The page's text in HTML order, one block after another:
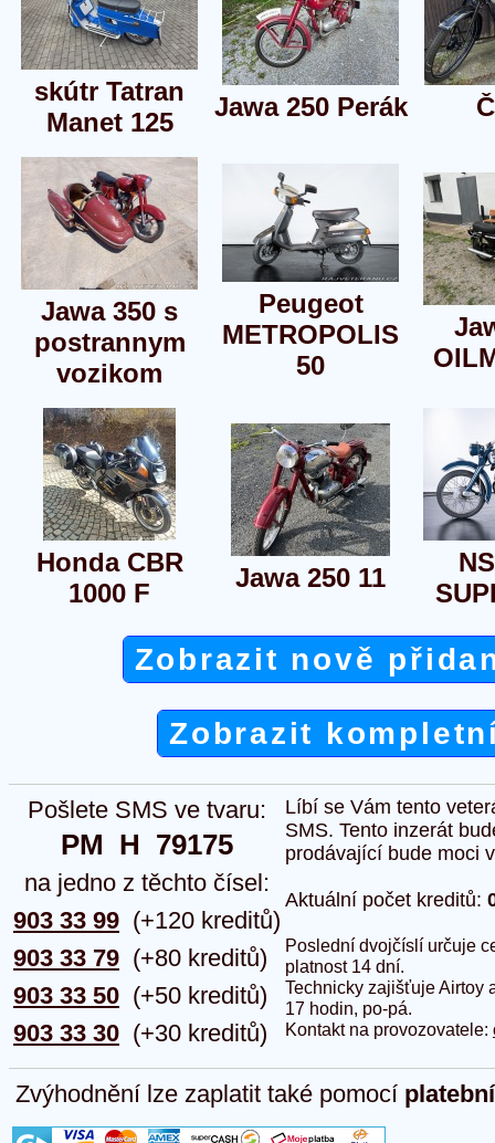
skútr Tatran
Manet 125
Jawa 250 Perák
Jawa 350 s
postrannym
vozikom
Peugeot
METROPOLIS
50
Honda CBR
1000 F
Jawa 250 11
Zobrazit nově
Zobrazit
Pošlete SMS ve tvaru:
PM  H  79175
na jedno z těchto čísel:
903 33 99
903 33 79
903 33 50
903 33 30
(+120 kreditů)
(+80 kreditů)
(+50 kreditů)
(+30 kreditů)
Líbí se Vám tento
SMS. Tento inzerát
prodávající bude moci
Aktuální počet kreditů:
Poslední dvojčíslí určuje
platnost 14 dní.
Technicky zajišťuje Airtoy
17 hodin, po-pá.
Kontakt na provozovatele:
Zvýhodnění lze zaplatit také pomocí